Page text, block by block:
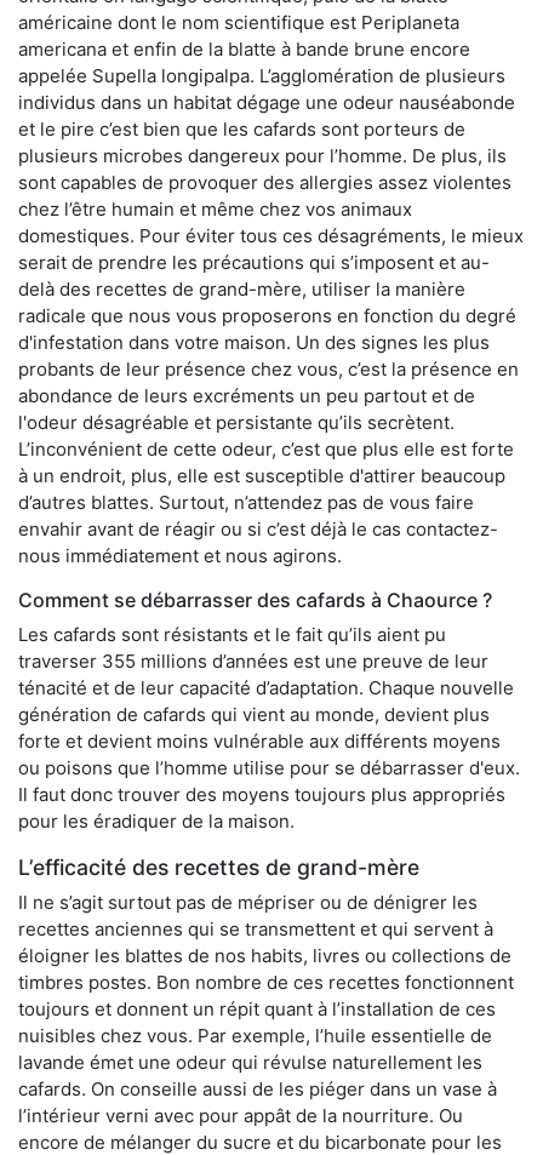
américaine dont le nom scientifique est Periplaneta
americana et enfin de la blatte à bande brune encore
appelée Supella longipalpa. L’agglomération de plusieurs
individus dans un habitat dégage une odeur nauséabonde
et le pire c’est bien que les cafards sont porteurs de
plusieurs microbes dangereux pour l’homme. De plus, ils
sont capables de provoquer des allergies assez violentes
chez l’être humain et même chez vos animaux
domestiques. Pour éviter tous ces désagréments, le mieux
serait de prendre les précautions qui s’imposent et au-
delà des recettes de grand-mère, utiliser la manière
radicale que nous vous proposerons en fonction du degré
d'infestation dans votre maison. Un des signes les plus
probants de leur présence chez vous, c’est la présence en
abondance de leurs excréments un peu partout et de
l'odeur désagréable et persistante qu’ils secrètent.
L’inconvénient de cette odeur, c’est que plus elle est forte
à un endroit, plus, elle est susceptible d'attirer beaucoup
d’autres blattes. Surtout, n’attendez pas de vous faire
envahir avant de réagir ou si c’est déjà le cas contactez-
nous immédiatement et nous agirons.
Comment se débarrasser des cafards à Chaource ?
Les cafards sont résistants et le fait qu’ils aient pu
traverser 355 millions d’années est une preuve de leur
ténacité et de leur capacité d’adaptation. Chaque nouvelle
génération de cafards qui vient au monde, devient plus
forte et devient moins vulnérable aux différents moyens
ou poisons que l’homme utilise pour se débarrasser d'eux.
Il faut donc trouver des moyens toujours plus appropriés
pour les éradiquer de la maison.
L’efficacité des recettes de grand-mère
Il ne s’agit surtout pas de mépriser ou de dénigrer les
recettes anciennes qui se transmettent et qui servent à
éloigner les blattes de nos habits, livres ou collections de
timbres postes. Bon nombre de ces recettes fonctionnent
toujours et donnent un répit quant à l’installation de ces
nuisibles chez vous. Par exemple, l’huile essentielle de
lavande émet une odeur qui révulse naturellement les
cafards. On conseille aussi de les piéger dans un vase à
l’intérieur verni avec pour appât de la nourriture. Ou
encore de mélanger du sucre et du bicarbonate pour les